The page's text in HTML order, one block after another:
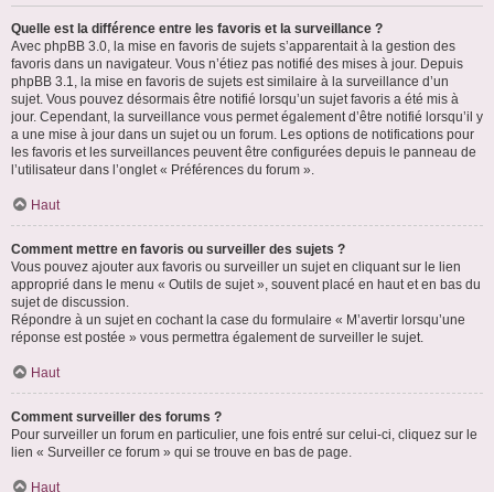
Quelle est la différence entre les favoris et la surveillance ?
Avec phpBB 3.0, la mise en favoris de sujets s’apparentait à la gestion des
favoris dans un navigateur. Vous n’étiez pas notifié des mises à jour. Depuis
phpBB 3.1, la mise en favoris de sujets est similaire à la surveillance d’un
sujet. Vous pouvez désormais être notifié lorsqu’un sujet favoris a été mis à
jour. Cependant, la surveillance vous permet également d’être notifié lorsqu’il y
a une mise à jour dans un sujet ou un forum. Les options de notifications pour
les favoris et les surveillances peuvent être configurées depuis le panneau de
l’utilisateur dans l’onglet « Préférences du forum ».
Haut
Comment mettre en favoris ou surveiller des sujets ?
Vous pouvez ajouter aux favoris ou surveiller un sujet en cliquant sur le lien
approprié dans le menu « Outils de sujet », souvent placé en haut et en bas du
sujet de discussion.
Répondre à un sujet en cochant la case du formulaire « M’avertir lorsqu’une
réponse est postée » vous permettra également de surveiller le sujet.
Haut
Comment surveiller des forums ?
Pour surveiller un forum en particulier, une fois entré sur celui-ci, cliquez sur le
lien « Surveiller ce forum » qui se trouve en bas de page.
Haut